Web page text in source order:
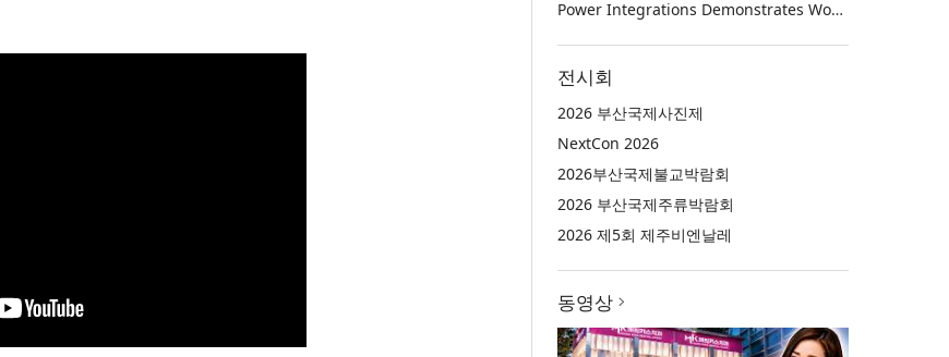
Power Integrations Demonstrates World’s First 2200 V GaN Technology for Next-Era High-Voltage Power Systems
전시회
2026 부산국제사진제
NextCon 2026
2026부산국제불교박람회
2026 부산국제주류박람회
2026 제5회 제주비엔날레
동영상